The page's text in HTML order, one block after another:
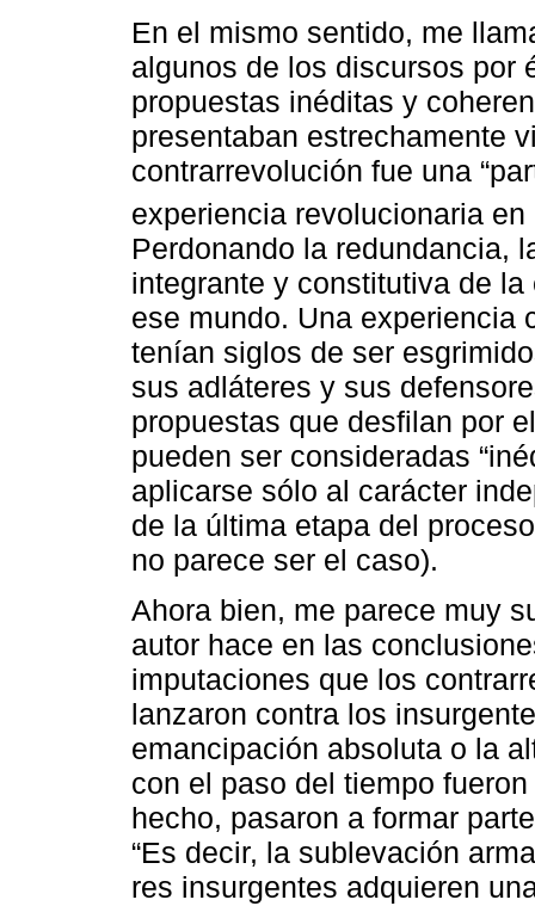
En el mismo sentido, me
algunos de los discursos por
propuestas inéditas y
presentaban estrechamente
contrarrevolución fue una
experiencia revolucionaria
Perdonando la redundancia,
integrante y constitutiva de
ese mundo. Una experiencia
tenían siglos de ser
sus adláteres y sus
propuestas que desfilan por
pueden ser consideradas
aplicarse sólo al carácter
de la última etapa del
no parece ser el caso).
Ahora bien, me parece muy
autor hace en las
imputaciones que los
lanzaron contra los
emancipación absoluta o la
con el paso del tiempo
hecho, pasaron a formar
“Es decir, la sublevación
res insurgentes adquieren